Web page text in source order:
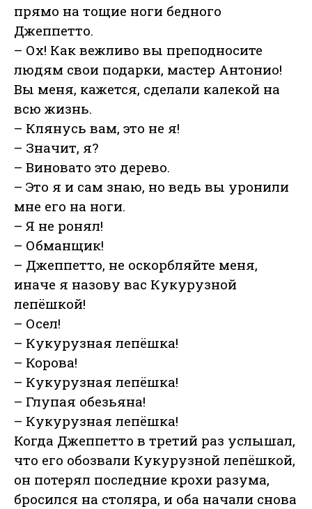
прямо на тощие ноги бедного
Джеппетто.
– Ох! Как вежливо вы преподносите
людям свои подарки, мастер Антонио!
Вы меня, кажется, сделали калекой на
всю жизнь.
– Клянусь вам, это не я!
– Значит, я?
– Виновато это дерево.
– Это я и сам знаю, но ведь вы уронили
мне его на ноги.
– Я не ронял!
– Обманщик!
– Джеппетто, не оскорбляйте меня,
иначе я назову вас Кукурузной
лепёшкой!
– Осел!
– Кукурузная лепёшка!
– Корова!
– Кукурузная лепёшка!
– Глупая обезьяна!
– Кукурузная лепёшка!
Когда Джеппетто в третий раз услышал,
что его обозвали Кукурузной лепёшкой,
он потерял последние крохи разума,
бросился на столяра, и оба начали снова